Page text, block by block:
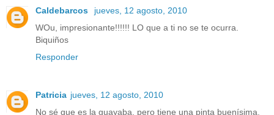
Caldebarcos
jueves, 12 agosto, 2010
WOu, impresionante!!!!!! LO que a ti no se te ocurra.
Biquiños
Responder
Patricia jueves, 12 agosto, 2010
No sé que es la guayaba, pero tiene una pinta buenísima.